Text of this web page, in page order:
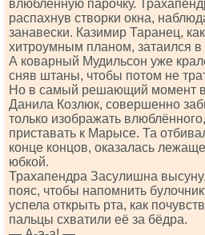
влюблённую парочку.
распахнув створки окна,
занавески. Казимир Таранец,
хитроумным планом, затаился в
А коварный Мудильсон уже
сняв штаны, чтобы потом не
Но в самый решающий момент
Данила Козлюк, совершенно
только изображать
приставать к Марысе. Та
конце концов, оказалась
юбкой.
Трахапендра Засулишна
пояс, чтобы напомнить
успела открыть рта, как
пальцы схватили её за бёдра.